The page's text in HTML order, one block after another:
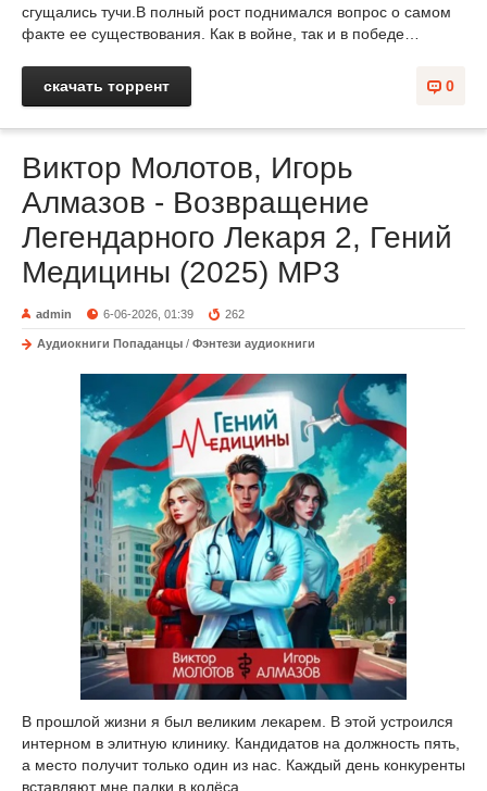
сгущались тучи.В полный рост поднимался вопрос о самом
факте ее существования. Как в войне, так и в победе…
0
скачать торрент
Виктор Молотов, Игорь
Алмазов - Возвращение
Легендарного Лекаря 2, Гений
Медицины (2025) МР3
admin 6-06-2026, 01:39 262
Аудиокниги Попаданцы / Фэнтези аудиокниги
В прошлой жизни я был великим лекарем. В этой устроился
интерном в элитную клинику. Кандидатов на должность пять,
а место получит только один из нас. Каждый день конкуренты
вставляют мне палки в колёса.